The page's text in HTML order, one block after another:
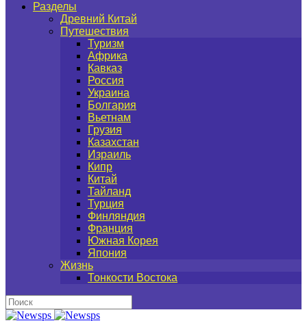
Разделы
Древний Китай
Путешествия
Туризм
Африка
Кавказ
Россия
Украина
Болгария
Вьетнам
Грузия
Казахстан
Израиль
Кипр
Китай
Тайланд
Турция
Финляндия
Франция
Южная Корея
Япония
Жизнь
Тонкости Востока